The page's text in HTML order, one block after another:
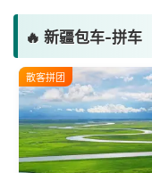
🔥 新疆包车-拼车
散客拼团